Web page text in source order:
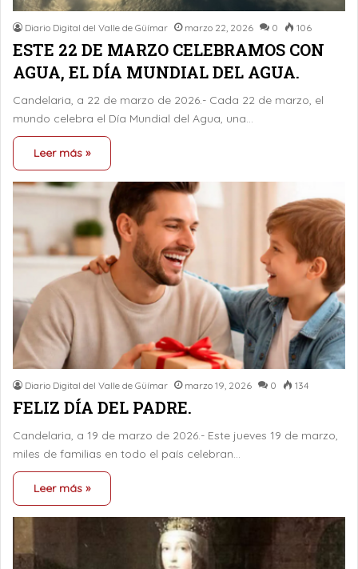
Diario Digital del Valle de Güímar marzo 22, 2026 0 106
ESTE 22 DE MARZO CELEBRAMOS CON
AGUA, EL DÍA MUNDIAL DEL AGUA.
Candelaria, a 22 de marzo de 2026.- Cada 22 de marzo, el
mundo celebra el Día Mundial del Agua, una…
Leer más »
Diario Digital del Valle de Güímar marzo 19, 2026 0 134
FELIZ DÍA DEL PADRE.
Candelaria, a 19 de marzo de 2026.- Este jueves 19 de marzo,
miles de familias en todo el país celebran…
Leer más »